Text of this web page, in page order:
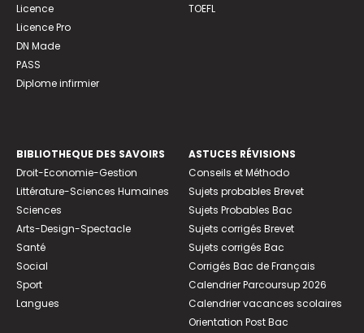
Licence
Licence Pro
DN Made
PASS
Diplome infirmier
TOEFL
BIBLIOTHEQUE DES SAVOIRS
Droit-Economie-Gestion
Littérature-Sciences Humaines
Sciences
Arts-Design-Spectacle
Santé
Social
Sport
Langues
ASTUCES RÉVISIONS
Conseils et Méthodo
Sujets probables Brevet
Sujets Probables Bac
Sujets corrigés Brevet
Sujets corrigés Bac
Corrigés Bac de Français
Calendrier Parcoursup 2026
Calendrier vacances scolaires
Orientation Post Bac